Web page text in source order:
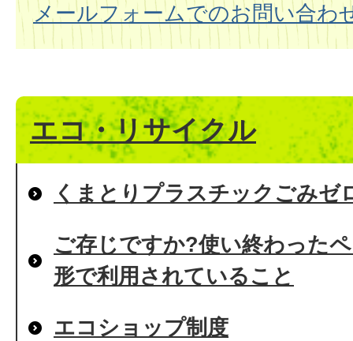
メールフォームでのお問い合わ
エコ・リサイクル
くまとりプラスチックごみゼ
ご存じですか?使い終わった
形で利用されていること
エコショップ制度